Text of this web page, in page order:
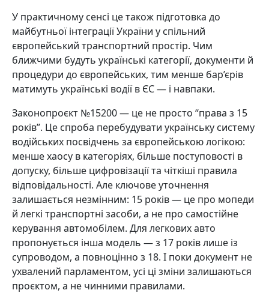
У практичному сенсі це також підготовка до
майбутньої інтеграції України у спільний
європейський транспортний простір. Чим
ближчими будуть українські категорії, документи й
процедури до європейських, тим менше бар’єрів
матимуть українські водії в ЄС — і навпаки.
Законопроєкт №15200 — це не просто “права з 15
років”. Це спроба перебудувати українську систему
водійських посвідчень за європейською логікою:
менше хаосу в категоріях, більше поступовості в
допуску, більше цифровізації та чіткіші правила
відповідальності. Але ключове уточнення
залишається незмінним: 15 років — це про мопеди
й легкі транспортні засоби, а не про самостійне
керування автомобілем. Для легкових авто
пропонується інша модель — з 17 років лише із
супроводом, а повноцінно з 18. І поки документ не
ухвалений парламентом, усі ці зміни залишаються
проєктом, а не чинними правилами.